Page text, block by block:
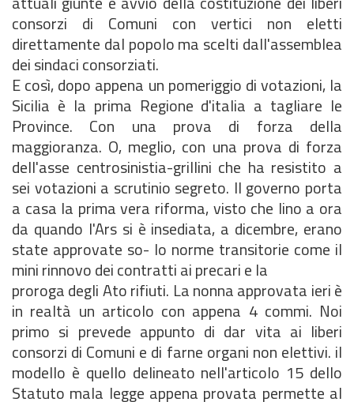
consorzi di Comuni con vertici non eletti
direttamente dal popolo ma scelti dall'assemblea
dei sindaci consorziati.
E così, dopo appena un pomeriggio di votazioni, la
Sicilia è la prima Regione d'italia a tagliare le
Province. Con una prova di forza della
maggioranza. O, meglio, con una prova di forza
dell'asse centrosinistia-grillini che ha resistito a
sei votazioni a scrutinio segreto. Il governo porta
a casa la prima vera riforma, visto che lino a ora
da quando l'Ars si è insediata, a dicembre, erano
state approvate so- lo norme transitorie come il
mini rinnovo dei contratti ai precari e la
proroga degli Ato rifiuti. La nonna approvata ieri è
in realtà un articolo con appena 4 commi. Noi
primo si prevede appunto di dar vita ai liberi
consorzi di Comuni e di farne organi non elettivi. il
modello è quello delineato nell'articolo 15 dello
Statuto mala legge appena provata permette al